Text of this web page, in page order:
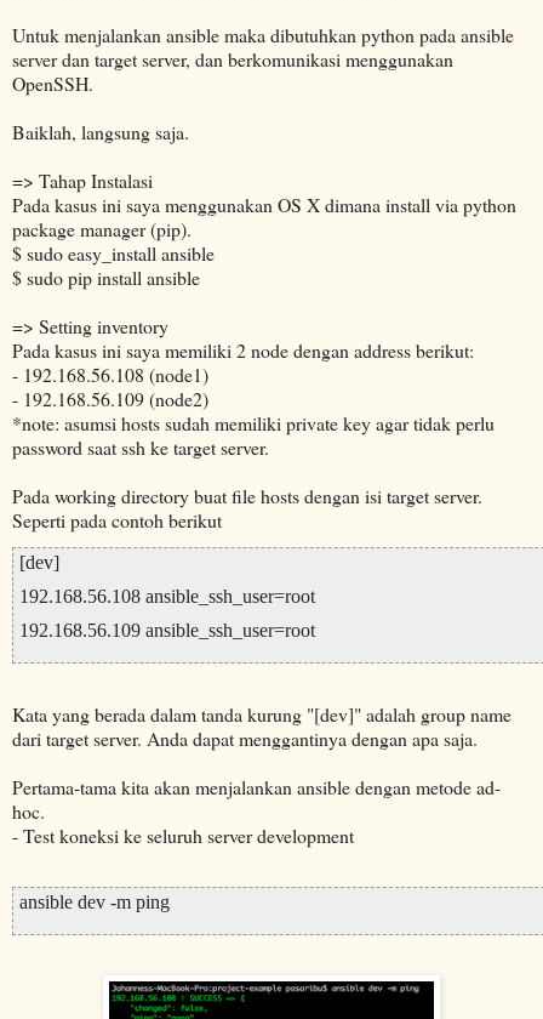
Untuk menjalankan ansible maka dibutuhkan python pada ansible
server dan target server, dan berkomunikasi menggunakan
OpenSSH.
Baiklah, langsung saja.
=> Tahap Instalasi
Pada kasus ini saya menggunakan OS X dimana install via python
package manager (pip).
$ sudo easy_install ansible
$ sudo pip install ansible
=> Setting inventory
Pada kasus ini saya memiliki 2 node dengan address berikut:
- 192.168.56.108 (node1)
- 192.168.56.109 (node2)
*note: asumsi hosts sudah memiliki private key agar tidak perlu
password saat ssh ke target server.
Pada working directory buat file hosts dengan isi target server.
Seperti pada contoh berikut
[dev]
192.168.56.108 ansible_ssh_user=root
192.168.56.109 ansible_ssh_user=root
Kata yang berada dalam tanda kurung "[dev]" adalah group name
dari target server. Anda dapat menggantinya dengan apa saja.
Pertama-tama kita akan menjalankan ansible dengan metode ad-
hoc.
- Test koneksi ke seluruh server development
ansible dev -m ping